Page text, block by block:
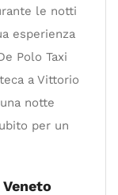
le notti
esperienza
Polo Taxi
a Vittorio
notte
per un